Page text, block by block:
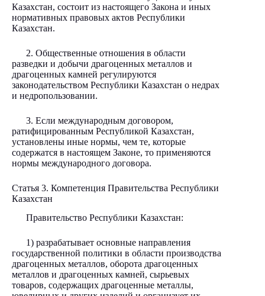
Казахстан, состоит из настоящего Закона и иных
нормативных правовых актов Республики
Казахстан.
2. Общественные отношения в области
разведки и добычи драгоценных металлов и
драгоценных камней регулируются
законодательством Республики Казахстан о недрах
и недропользовании.
3. Если международным договором,
ратифицированным Республикой Казахстан,
установлены иные нормы, чем те, которые
содержатся в настоящем Законе, то применяются
нормы международного договора.
Статья 3. Компетенция Правительства Республики
Казахстан
Правительство Республики Казахстан:
1) разрабатывает основные направления
государственной политики в области производства
драгоценных металлов, оборота драгоценных
металлов и драгоценных камней, сырьевых
товаров, содержащих драгоценные металлы,